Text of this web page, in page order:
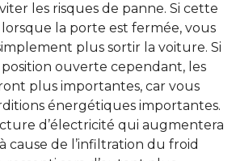
les risques de panne. Si cette
la porte est fermée, vous
plus sortir la voiture. Si
ouverte cependant, les
plus importantes, car vous
énergétiques importantes.
d’électricité qui augmentera
cause de l’infiltration du froid